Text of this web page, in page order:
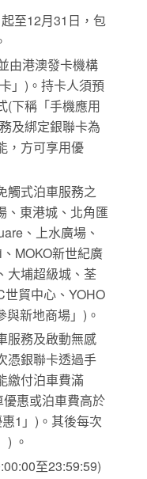
至12月31日，包
由港澳發卡機構
」)。持卡人須預
(下稱「手機應用
及綁定銀聯卡為
，方可享用優
觸式泊車服務之
、東港城、北角匯
、上水廣場、
MOKO新世紀廣
大埔超級城、荃
世貿中心、YOHO
新地商場」)。
服務及啟動無感
憑銀聯卡透過手
繳付泊車費滿
惠或泊車費高於
1」)。其後每次
) 。
至23:59:59)